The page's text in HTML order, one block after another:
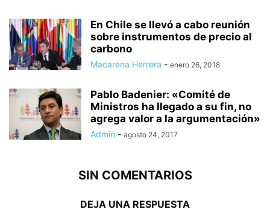
En Chile se llevó a cabo reunión
sobre instrumentos de precio al
carbono
Macarena Herrera - enero 26, 2018
Pablo Badenier: «Comité de
Ministros ha llegado a su fin, no
agrega valor a la argumentación»
Admin - agosto 24, 2017
SIN COMENTARIOS
DEJA UNA RESPUESTA